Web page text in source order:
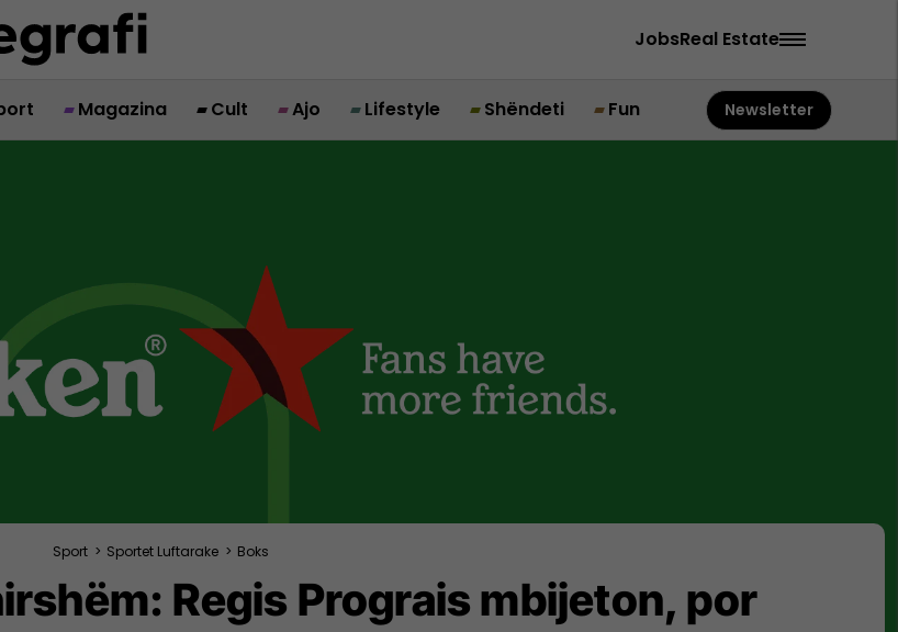
JobsReal Estate
Magazina Cult Ajo Lifestyle Shëndeti Fun Newsletter
Sport > Sportet Luftarake > Boks
Regis Prograis mbijeton, por